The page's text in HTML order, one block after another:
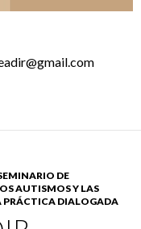
DE
AUTISMOS Y LAS
PRÁCTICA DIALOGADA